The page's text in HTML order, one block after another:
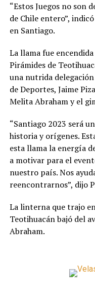
“Estos Juegos no son
de Chile entero”,
en Santiago.
La llama fue
Pirámides de
una nutrida
de Deportes, Jaime
Melita Abraham y el
“Santiago 2023 será
historia y orígenes.
esta llama la energía
a motivar para el
nuestro país. Nos
reencontrarnos”, dijo
La linterna que trajo
Teotihuacán bajó del
Abraham.